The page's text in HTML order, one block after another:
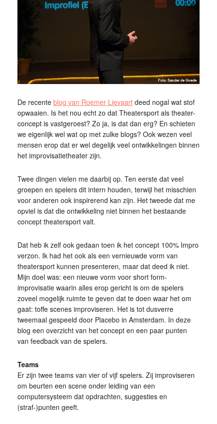
De recente blog van Roemer Lievaartdeed nogal wat stof
opwaaien. Is het nou echt zo dat Theatersport als theater-
concept is vastgeroest? Zo ja, is dat dan erg? En schieten
we eigenlijk wel wat op met zulke blogs? Ook wezen veel
mensen erop dat er wel degelijk veel ontwikkelingen binnen
het improvisatietheater zijn.
Twee dingen vielen me daarbij op. Ten eerste dat veel
groepen en spelers dit intern houden, terwijl het misschien
voor anderen ook inspirerend kan zijn. Het tweede dat me
opviel is dat die ontwikkeling niet binnen het bestaande
concept theatersport valt.
Dat heb ik zelf ook gedaan toen ik het concept 100% Impro
verzon. Ik had het ook als een vernieuwde vorm van
theatersport kunnen presenteren, maar dat deed ik niet.
Mijn doel was: een nieuwe vorm voor short form-
improvisatie waarin alles erop gericht is om de spelers
zoveel mogelijk ruimte te geven dat te doen waar het om
gaat: toffe scenes improviseren. Het is tot dusverre
tweemaal gespeeld door Placebo in Amsterdam. In deze
blog een overzicht van het concept en een paar punten
van feedback van de spelers.
Teams
Er zijn twee teams van vier of vijf spelers. Zij improviseren
om beurten een scene onder leiding van een
computersysteem dat opdrachten, suggesties en
(straf-)punten geeft.